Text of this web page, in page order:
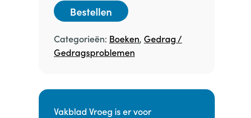
Bestellen
Categorieën: Boeken, Gedrag /
Gedragsproblemen
Vakblad Vroeg is er voor